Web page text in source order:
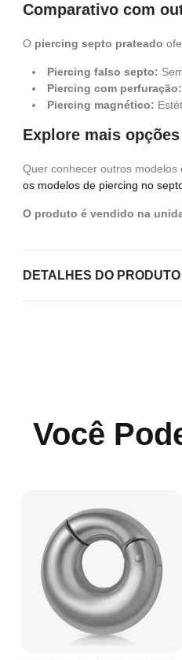
Comparativo com
O piercing septo prateado
Piercing falso septo:
Piercing com perfuração:
Piercing magnético:
Explore mais
Quer conhecer outros
os modelos de piercing no
O produto é vendido na
DETALHES DO PRODUTO
Você